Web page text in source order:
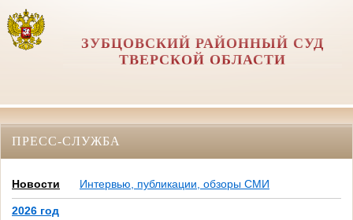
ЗУБЦОВСКИЙ РАЙОННЫЙ СУД
ТВЕРСКОЙ ОБЛАСТИ
ПРЕСС-СЛУЖБА
Новости Интервью, публикации, обзоры СМИ
2026 год